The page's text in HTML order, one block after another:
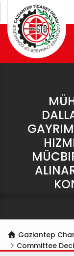
Gaziantep
Committee